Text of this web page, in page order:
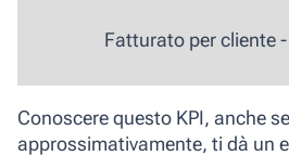
Fatturato per cliente -
Conoscere questo KPI, anche
approssimativamente, ti dà un